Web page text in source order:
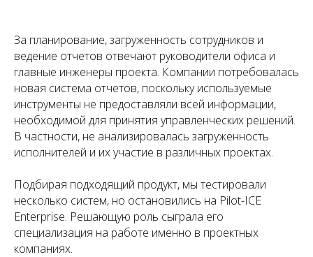
За планирование, загруженность сотрудников и
ведение отчетов отвечают руководители офиса и
главные инженеры проекта. Компании потребовалась
новая система отчетов, поскольку используемые
инструменты не предоставляли всей информации,
необходимой для принятия управленческих решений.
В частности, не анализировалась загруженность
исполнителей и их участие в различных проектах.
Подбирая подходящий продукт, мы тестировали
несколько систем, но остановились на Pilot-ICE
Enterprise. Решающую роль сыграла его
специализация на работе именно в проектных
компаниях.